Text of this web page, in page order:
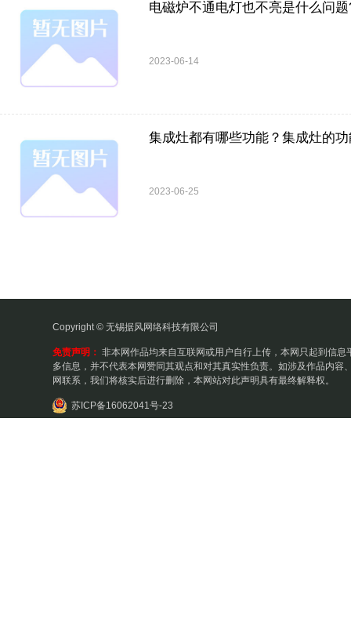
电磁炉不通电灯也不亮是什么问
2023-06-14
集成灶都有哪些功能？集成灶的
2023-06-25
Copyright © 无锡据风网络科技有限公司
免责声明： 非本网作品均来自互联网或用户自行上传，本网只起到信息
多信息，并不代表本网赞同其观点和对其真实性负责。如涉及作品内容
网联系，我们将核实后进行删除，本网站对此声明具有最终解释权。
苏ICP备16062041号-23